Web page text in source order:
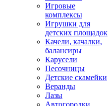
Игровые
комплексы
Игрушки для
детских площадок
Качели, качалки,
балансиры
Карусели
Песочницы
Детские скамейки
Веранды
Лазы
Автогородки